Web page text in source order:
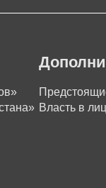
Власть в